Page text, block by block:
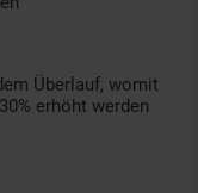
Überlauf, womit
erhöht werden